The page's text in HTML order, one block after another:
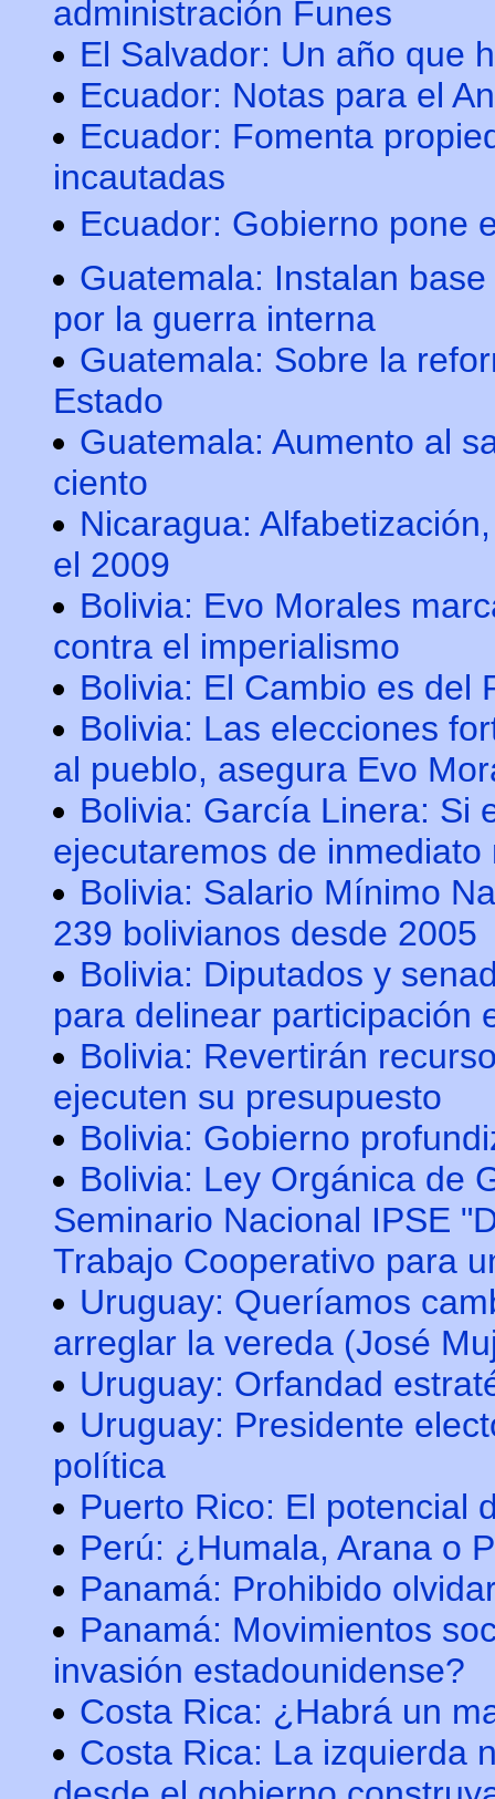
administración Funes
El Salvador: Un año que
Ecuador: Notas para el
Ecuador: Fomenta
incautadas
Ecuador: Gobierno pone
Guatemala: Instalan
por la guerra interna
Guatemala: Sobre la
Estado
Guatemala: Aumento al
ciento
Nicaragua:
el 2009
Bolivia: Evo Morales
contra el imperialismo
Bolivia: El Cambio es del
Bolivia: Las elecciones
al pueblo, asegura Evo
Bolivia: García Linera: Si
ejecutaremos de
Bolivia: Salario Mínimo
239 bolivianos desde 2005
Bolivia: Diputados y
para delinear participación
Bolivia: Revertirán
ejecuten su presupuesto
Bolivia: Gobierno
Bolivia: Ley Orgánica de
Seminario Nacional IPSE
Trabajo Cooperativo para
Uruguay: Queríamos
arreglar la vereda (José
Uruguay: Orfandad
Uruguay: Presidente
política
Puerto Rico: El potencial
Perú: ¿Humala, Arana o
Panamá: Prohibido
Panamá: Movimientos
invasión estadounidense?
Costa Rica: ¿Habrá un
Costa Rica: La izquierda